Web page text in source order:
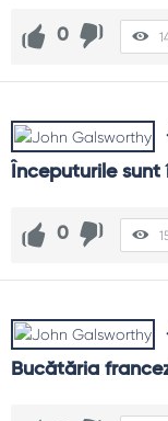
0
Începuturile
0
Bucătăria